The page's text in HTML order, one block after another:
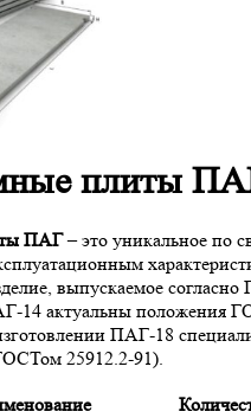
плиты
ПАГ– это уникальное по
выпускаемое
14 актуальны положения
ПАГ-18
25912.2-91).